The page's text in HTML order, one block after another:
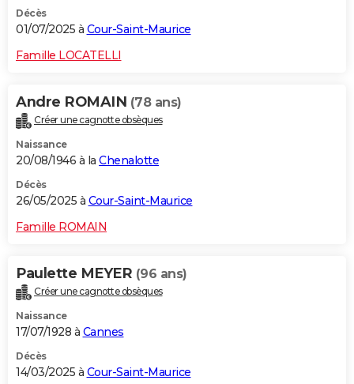
BONS PLANS
CARTE DE VOEUX
Dictionnaire
Biographies
Citations
Expressions
Proverbes
PROGRAMME TV
COPAINS D'AVANT
S'inscrire
Se connecter
Lycées
Collèges
Primaires
Universités
Entreprises
Service militaire
Avis de recherche
AVIS DE DÉCÈS
Décès
01/07/2025 à Cour-Saint-Maurice
Famille LOCATELLI
Andre ROMAIN (78 ans)
Créer une cagnotte obsèques
Naissance
20/08/1946 à la Chenalotte
Décès
26/05/2025 à Cour-Saint-Maurice
Famille ROMAIN
Paulette MEYER (96 ans)
Créer une cagnotte obsèques
Naissance
17/07/1928 à Cannes
Décès
14/03/2025 à Cour-Saint-Maurice